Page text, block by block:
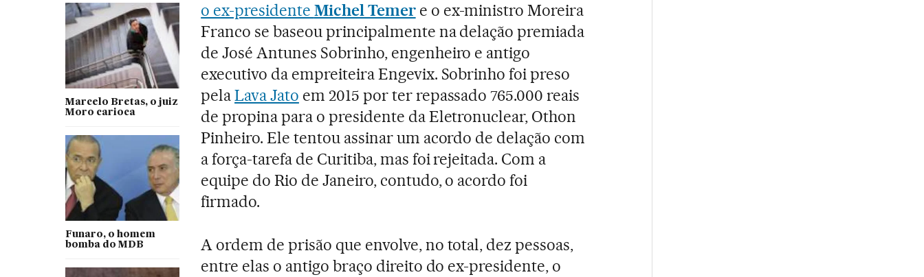
Marcelo Bretas, o juiz
Moro carioca
Funaro, o homem
bomba do MDB
o ex-presidente Michel Temere o ex-ministro Moreira
Franco se baseou principalmente na delação premiada
de José Antunes Sobrinho, engenheiro e antigo
executivo da empreiteira Engevix. Sobrinho foi preso
pelaLava Jato em 2015 por ter repassado 765.000 reais
de propina para o presidente da Eletronuclear, Othon
Pinheiro. Ele tentou assinar um acordo de delação com
a força-tarefa de Curitiba, mas foi rejeitada. Com a
equipe do Rio de Janeiro, contudo, o acordo foi
firmado.
A ordem de prisão que envolve, no total, dez pessoas,
entre elas o antigo braço direito do ex-presidente, o